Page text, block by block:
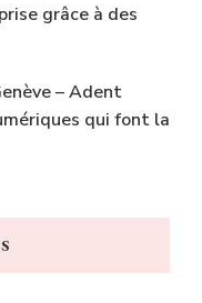
grâce à des
– Adent
qui font la